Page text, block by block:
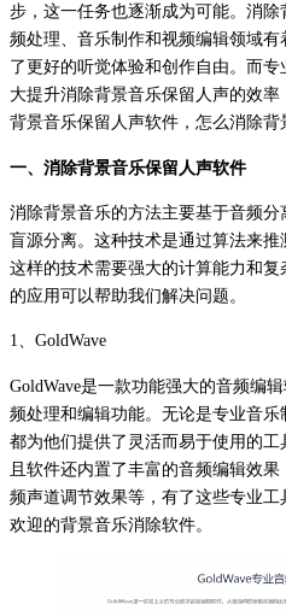
购买
步，这一任务也逐渐成为可能。消
频处理、音乐制作和视频编辑领域
了更好的听觉体验和创作自由。而
大提升消除背景音乐保留人声的效
背景音乐保留人声软件，怎么消除背
一、消除背景音乐保留人声软件
消除背景音乐的方法主要基于音频
盲源分离。这种技术是通过算法来推
这样的技术需要强大的计算能力和
的应用可以帮助我们解决问题。
1、GoldWave
GoldWave是一款功能强大的音频编
频处理和编辑功能。无论是专业音乐
都为他们提供了灵活而易于使用的
且软件还内置了丰富的音频编辑效
频声道调节效果等，有了这些专业工
欢迎的背景音乐消除软件。